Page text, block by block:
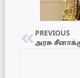
PREVIOUS